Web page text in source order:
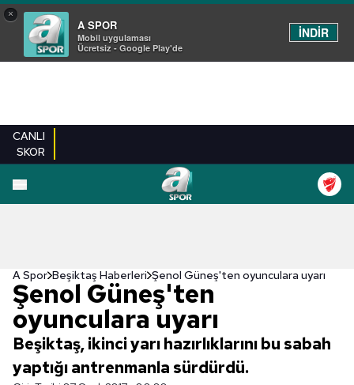
×
A SPOR
Mobil uygulaması
Ücretsiz - Google Play'de
İNDİR
CANLI
SKOR
A Spor Beşiktaş Haberleri Şenol Güneş'ten oyunculara uyarı
Şenol Güneş'ten
oyunculara uyarı
Beşiktaş, ikinci yarı hazırlıklarını bu sabah
yaptığı antrenmanla sürdürdü.